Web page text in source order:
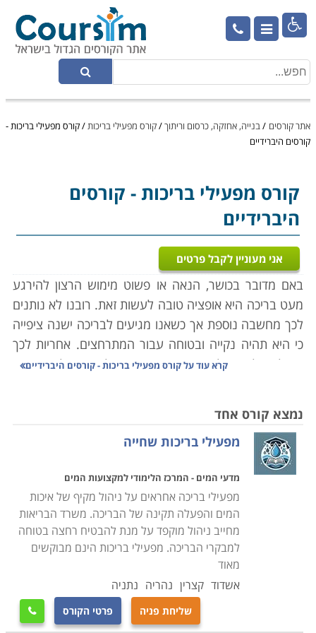

אתר קורסים /בנייה, אחזקה, כרסום וריתוך/קורס מפעילי בריכות/קורס מפעילי בריכות -
קורסים היברידיים
קורס מפעילי בריכות- קורסים
היברידיים
אני מעוניין לקבל פרטים
באם מדובר בכושר, הנאה או פשוט מימוש הרצון להירגע
מעט בריכה היא אופציה טובה לעשות זאת. רובנו לא נותנים
לכך מחשבה נוספת אך כשאנו מגיעים לבריכה ישנה ציפייה
כי היא תהיה נקייה ובטוחה עבור המתרחצים. אחריות לכך
מוטלת על מפעיל המקום אשר תפקידו לדאוג כי למתרחצים
המתרחצים מצויים בסיכון להיפצע או לחלות. לכן, יש צורך
בקורס מפעילי בריכות מיומנים שהוכשרו במיוחד וידעו לקחת
בחשבון את כל ההיבטים הכרוכים בהפעלת הבריכה.
במסגרת קורס מפעילי בריכות נלמדים כל תחומי האחזקה
והניהול, תפעול של תהליכים סביבתיים, מערכת הסינון
ותחזוקת הבריכה ועבודה מול גורמים חיצוניים כדוגמת
ספקים, מתרחצים ורשויות
תחומי הלימוד בקורס נחלקים לנושאים על פי סוג העבודה
הנדרשת. בתחום המים נלמדת כל תורת השמירה והפיקוח
על איכות המים, השימוש בחומרי ניקוי וסטריליזציה כדוגמת
קרא עוד עלקורס מפעילי בריכות - קורסים היברידיים
נמצא קורס אחד
מפעילי בריכות שחייה
מדעי המים - המרכז הלימודי למקצועות המים
מפעילי בריכה אחראים על ניהול מקיף של איכות
המים והפעלה תקינה של הבריכה. משרד הבריאות
מחייב ניהול מוקפד על מנת להבטיח רחצה בטוחה
למבקרי הבריכה. מפעילי בריכות הינם מבוקשים
מאוד
אשדוד קצרין נהריה נתניה
שליחת פניה פרטי הקורס 